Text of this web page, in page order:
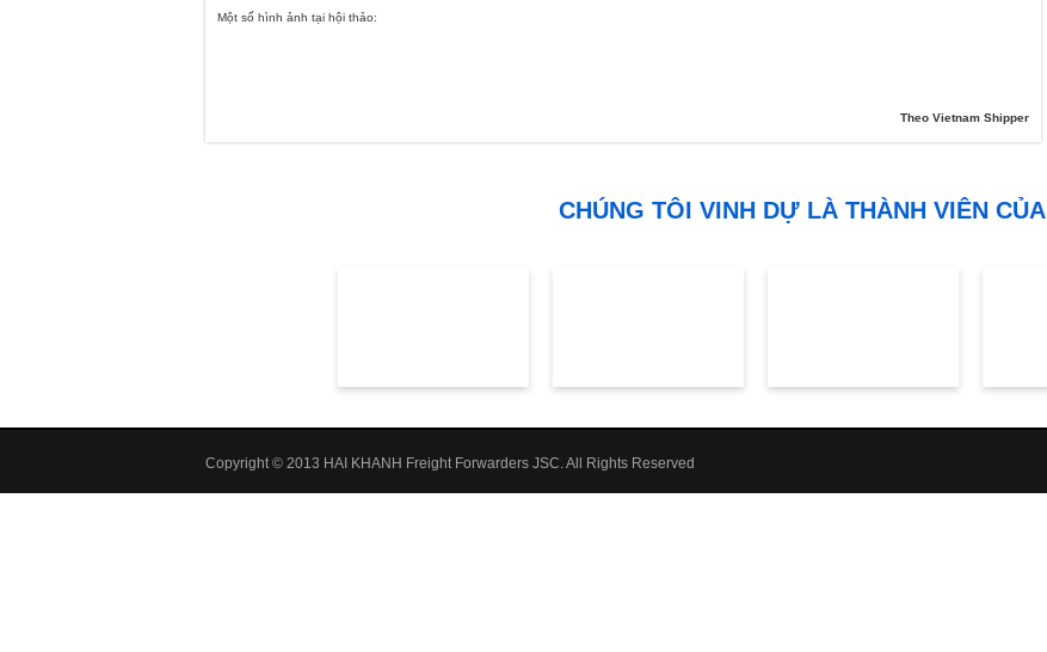
Một số hình ảnh tại hội thảo:
Theo Vietnam Shipper
CHÚNG TÔI VINH DỰ LÀ THÀNH VIÊN CỦA
Copyright © 2013 HAI KHANH Freight Forwarders JSC. All Rights Reserved